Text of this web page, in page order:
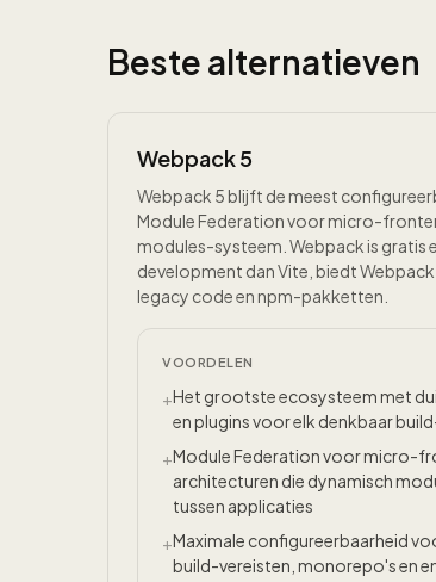
Beste alternatieven
Webpack 5
Webpack 5 blijft de meest
Module Federation voor micro-
modules-systeem. Webpack is gratis
development dan Vite, biedt
legacy code en npm-pakketten.
VOORDELEN
+Het grootste ecosysteem met
en plugins voor elk denkbaar
+Module Federation voor micro-
architecturen die dynamisch
tussen applicaties
+Maximale configureerbaarheid
build-vereisten, monorepo's en